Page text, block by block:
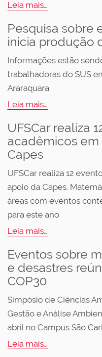
Leia mais…
Pesquisa sobre
inicia produção
Informações estão
trabalhadoras do SUS
Araraquara
Leia mais…
UFSCar realiza
acadêmicos em
Capes
UFSCar realiza 12
apoio da Capes.
áreas com eventos
para este ano
Leia mais…
Eventos sobre
e desastres
COP30
Simpósio de Ciências
Gestão e Análise
abril no Campus São
Leia mais…